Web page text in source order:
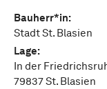
Bauherr*in:
Stadt St. Blasien
Lage:
In der
79837 St. Blasien